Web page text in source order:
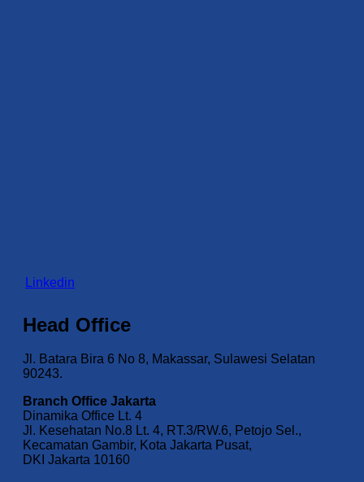
Linkedin
Head Office
Jl. Batara Bira 6 No 8, Makassar, Sulawesi Selatan
90243.
Branch Office Jakarta
Dinamika Office Lt. 4
Jl. Kesehatan No.8 Lt. 4, RT.3/RW.6, Petojo Sel.,
Kecamatan Gambir, Kota Jakarta Pusat,
DKI Jakarta 10160